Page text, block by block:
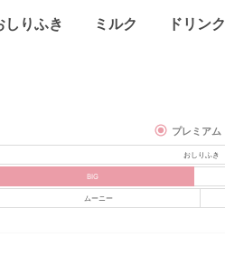
しりふき ミルク ドリンク
プレミアム
おしりふき
BIG
ムーニー